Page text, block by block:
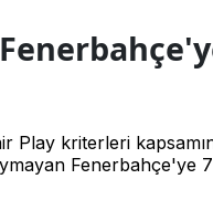
Play kriterleri
Fenerbahçe'ye